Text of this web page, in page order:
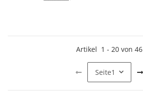
Artikel 1 - 20 von 46
Seite1